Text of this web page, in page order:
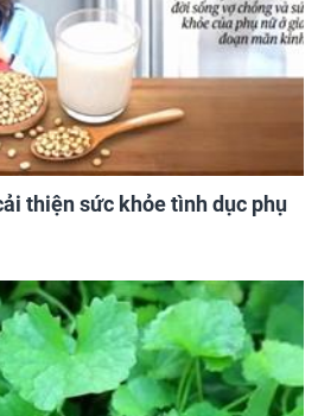
thiện sức khỏe tình dục phụ